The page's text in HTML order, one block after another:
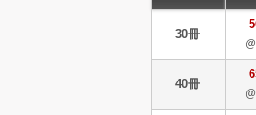
30冊
40冊